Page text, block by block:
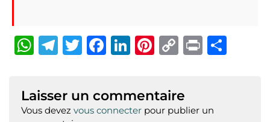
W
at
s
T
g
T
te
F
e
Li
e
Pi
te
re
C
y
P
t
Laisser un commentaire
Vous devez vous connecter pour publier un